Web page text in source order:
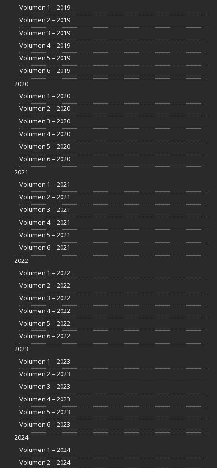
Volumen 1 – 2019
Volumen 2 – 2019
Volumen 3 – 2019
Volumen 4 – 2019
Volumen 5 – 2019
Volumen 6 – 2019
2020
Volumen 1 – 2020
Volumen 2 – 2020
Volumen 3 – 2020
Volumen 4 – 2020
Volumen 5 – 2020
Volumen 6 – 2020
2021
Volumen 1 – 2021
Volumen 2 – 2021
Volumen 3 – 2021
Volumen 4 – 2021
Volumen 5 – 2021
Volumen 6 – 2021
2022
Volumen 1 – 2022
Volumen 2 – 2022
Volumen 3 – 2022
Volumen 4 – 2022
Volumen 5 – 2022
Volumen 6 – 2022
2023
Volumen 1 – 2023
Volumen 2 – 2023
Volumen 3 – 2023
Volumen 4 – 2023
Volumen 5 – 2023
Volumen 6 – 2023
2024
Volumen 1 – 2024
Volumen 2 – 2024